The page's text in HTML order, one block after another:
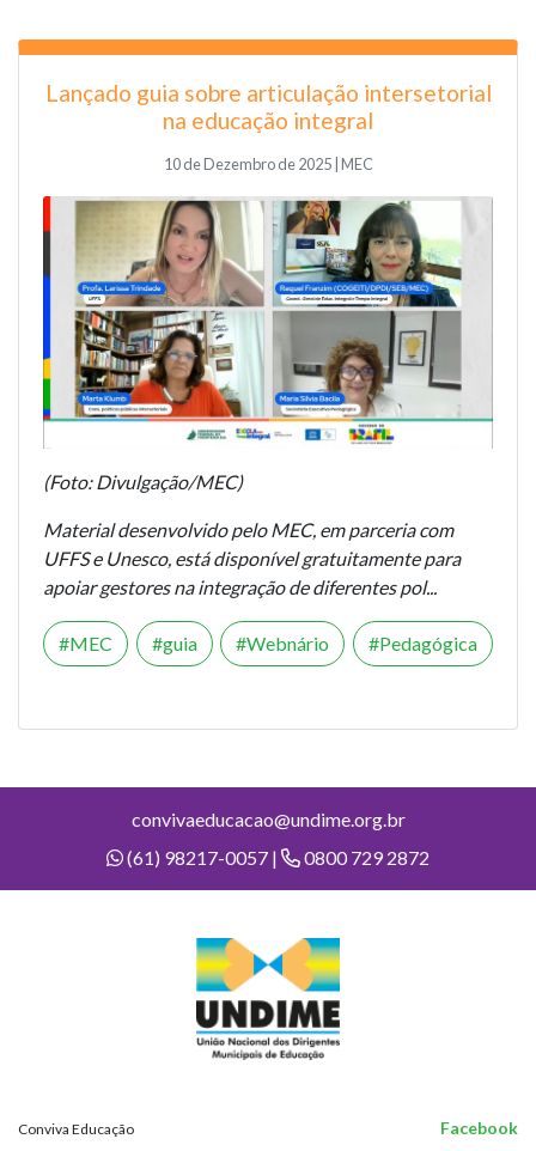
Lançado guia sobre articulação intersetorial
na educação integral
10 de Dezembro de 2025 | MEC
(Foto: Divulgação/MEC)
Material desenvolvido pelo MEC, em parceria com
UFFS e Unesco, está disponível gratuitamente para
apoiar gestores na integração de diferentes pol...
MEC guia Webnário Pedagógica
convivaeducacao@undime.org.br
(61) 98217-0057 |
0800 729 2872
Conviva Educação Facebook